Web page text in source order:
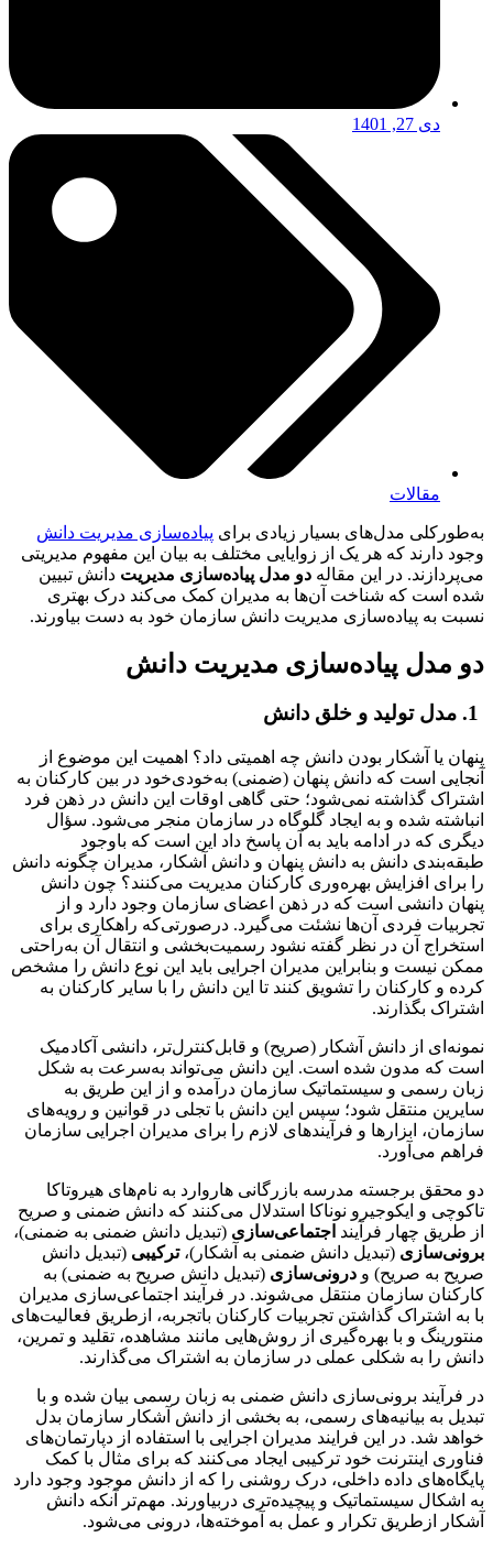
دی 27, 1401
مقالات
به‌طورکلی مدل‌های بسیار زیادی برای پیاده‌سازی مدیریت دانش
وجود دارند که هر یک از زوایایی مختلف به بیان این مفهوم مدیریتی
می‌پردازند. در این مقاله دو مدل پیاده‌سازی مدیریت دانش تبیین
شده است که شناخت آن‌ها به مدیران کمک می‌کند درک بهتری
نسبت به پیاده‌سازی مدیریت دانش سازمان خود به دست بیاورند.
دو مدل پیاده‌سازی مدیریت دانش
پنهان یا آشکار بودن دانش چه اهمیتی داد؟ اهمیت این موضوع از
آنجایی است که دانش پنهان (ضمنی) به‌خودی‌خود در بین کارکنان به
اشتراک گذاشته نمی‌شود؛ حتی گاهی اوقات این دانش در ذهن فرد
انباشته شده و به ایجاد گلوگاه در سازمان منجر می‌شود. سؤال
دیگری که در ادامه باید به آن پاسخ داد این است که باوجود
طبقه‌بندی دانش به دانش پنهان و دانش آشکار، مدیران چگونه دانش
را برای افزایش بهره‌وری کارکنان مدیریت می‌کنند؟ چون دانش
پنهان دانشی است که در ذهن اعضای سازمان وجود دارد و از
تجربیات فردی آن‌ها نشئت می‌گیرد. درصورتی‌که راهکاری برای
استخراج آن در نظر گفته نشود رسمیت‌بخشی و انتقال آن به‌راحتی
ممکن نیست و بنابراین مدیران اجرایی باید این نوع دانش را مشخص
کرده و کارکنان را تشویق کنند تا این دانش را با سایر کارکنان به
اشتراک‌ بگذارند.
نمونه‌ای از دانش آشکار (صریح) و قابل‌کنترل‌تر، دانشی آکادمیک
است که مدون شده است. این دانش می‌تواند به‌سرعت به شکل
زبان رسمی و سیستماتیک سازمان درآمده و از این طریق به
سایرین منتقل شود؛ سپس این دانش با تجلی در قوانین و رویه‌های
سازمان، ابزارها و فرآیندهای لازم را برای مدیران اجرایی سازمان
فراهم می‌آورد.
دو محقق برجسته مدرسه بازرگانی هاروارد به نام‌های هیروتاکا
تاکوچی و ایکوجیرو نوناکا استدلال می‌کنند که دانش ضمنی و صریح
از طریق چهار فرآیند اجتماعی‌سازی (تبدیل دانش ضمنی به ضمنی)،
برونی‌سازی (تبدیل دانش ضمنی به آشکار)،ترکیبی (تبدیل دانش
صریح به صریح) و درونی‌سازی (تبدیل دانش صریح به ضمنی) به
کارکنان سازمان منتقل می‌شوند. در فرآیند اجتماعی‌سازی مدیران
با به اشتراک گذاشتن تجربیات کارکنان باتجربه، ازطریق فعالیت‌های
منتورینگ و با بهره‌گیری از روش‌هایی مانند مشاهده، تقلید و تمرین،
دانش را به شکلی عملی در سازمان به اشتراک می‌گذارند.
در فرآیند برونی‌سازی دانش ضمنی به زبان رسمی بیان شده و با
تبدیل به بیانیه‌های رسمی، به بخشی از دانش آشکار سازمان بدل
خواهد شد. در این فرایند مدیران اجرایی با استفاده از دپارتمان‌های
فناوری اینترنت خود ترکیبی ایجاد می‌کنند که برای مثال با کمک
پایگاه‌های داده داخلی، درک روشنی را که از دانش موجود وجود دارد
به اشکال سیستماتیک و پیچیده‌تری دربیاورند. مهم‌تر آنکه دانش
آشکار ازطریق تکرار و عمل به آموخته‌ها، درونی می‌شود.